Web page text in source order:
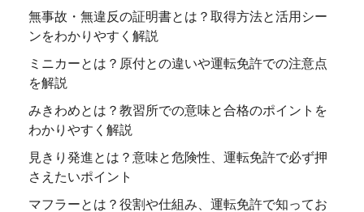
無事故・無違反の証明書とは？取得方法と活用シー
ンをわかりやすく解説
ミニカーとは？原付との違いや運転免許での注意点
を解説
みきわめとは？教習所での意味と合格のポイントを
わかりやすく解説
見きり発進とは？意味と危険性、運転免許で必ず押
さえたいポイント
マフラーとは？役割や仕組み、運転免許で知ってお